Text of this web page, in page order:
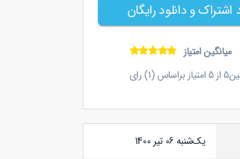
اشتراک و دانلود رایگان
میانگین امتیاز
5از5امتیاز براساس (1) رای
یک‌شنبه 06 تیر 1400